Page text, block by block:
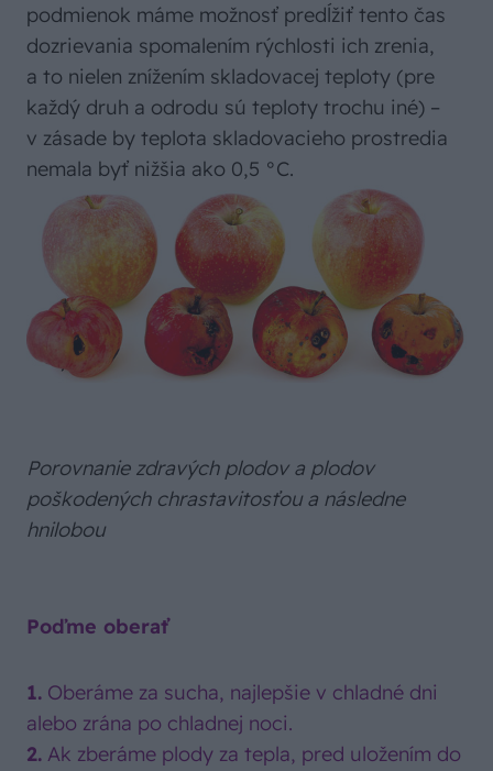
podmienok máme možnosť predĺžiť tento čas
dozrievania spomalením rýchlosti ich zrenia,
a to nielen znížením skladovacej teploty (pre
každý druh a odrodu sú teploty trochu iné) –
v zásade by teplota skladovacieho prostredia
nemala byť nižšia ako 0,5 °C.
Porovnanie zdravých plodov a plodov
poškodených chrastavitosťou a následne
hnilobou
Poďme oberať
1. Oberáme za sucha, najlepšie v chladné dni
alebo zrána po chladnej noci.
2. Ak zberáme plody za tepla, pred uložením do